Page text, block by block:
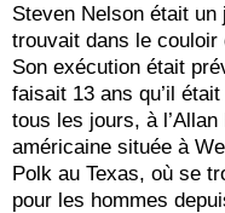
Steven Nelson était
trouvait dans le couloir
Son exécution était
faisait 13 ans qu’il
tous les jours, à
américaine située à
Polk au Texas, où se
pour les hommes